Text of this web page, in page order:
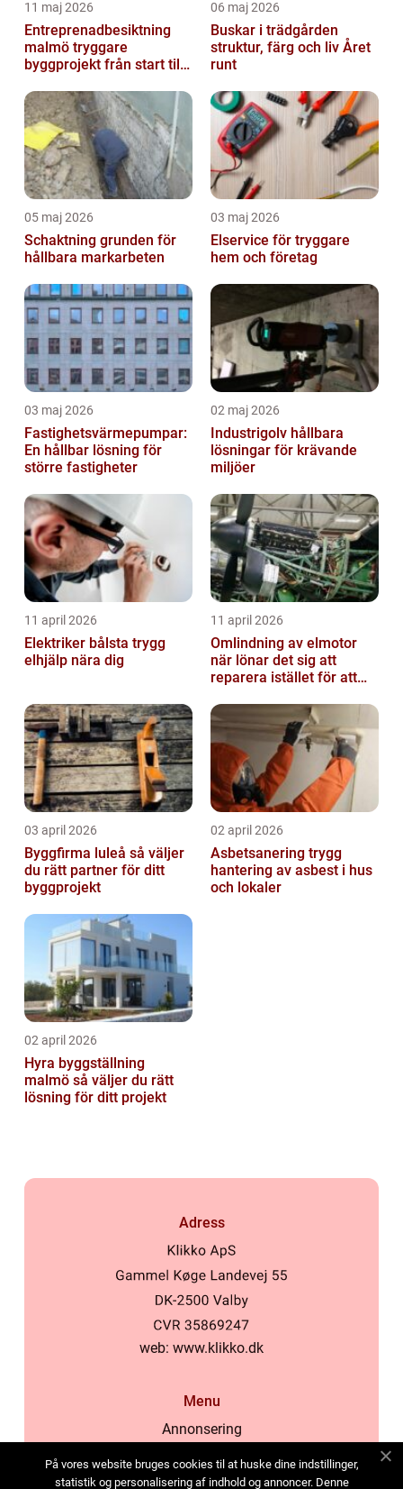
11 maj 2026
Entreprenadbesiktning
malmö tryggare
byggprojekt från start till
06 maj 2026
Buskar i trädgården
struktur, färg och liv Året
runt
05 maj 2026
Schaktning grunden för
hållbara markarbeten
03 maj 2026
Elservice för tryggare
hem och företag
03 maj 2026
Fastighetsvärmepumpar:
En hållbar lösning för
större fastigheter
02 maj 2026
Industrigolv hållbara
lösningar för krävande
miljöer
11 april 2026
Elektriker bålsta trygg
elhjälp nära dig
11 april 2026
Omlindning av elmotor
när lönar det sig att
reparera istället för att
03 april 2026
Byggfirma luleå så väljer
du rätt partner för ditt
byggprojekt
02 april 2026
Asbetsanering trygg
hantering av asbest i hus
och lokaler
02 april 2026
Hyra byggställning
malmö så väljer du rätt
lösning för ditt projekt
Adress
web: www.klikko.dk
Menu
Annonsering
Cookies
På vores website bruges cookies til at huske dine indstillinger,
statistik og personalisering af indhold og annoncer. Denne